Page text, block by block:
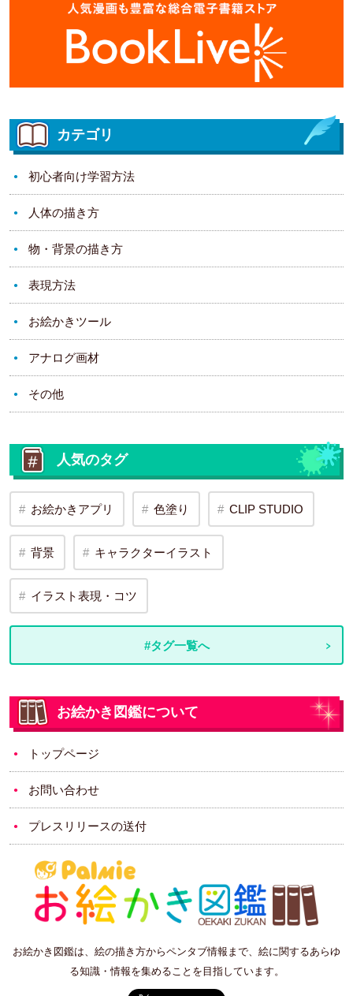
カテゴリ
初心者向け学習方法
人体の描き方
物・背景の描き方
表現方法
お絵かきツール
アナログ画材
その他
人気のタグ
お絵かきアプリ 色塗り CLIP STUDIO
背景 キャラクターイラスト
イラスト表現・コツ
#タグ一覧へ
お絵かき図鑑について
トップページ
お問い合わせ
プレスリリースの送付
お絵かき図鑑は、絵の描き方からペンタブ情報まで、絵に関するあらゆ
る知識・情報を集めることを目指しています。